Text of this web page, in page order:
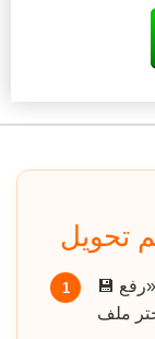
1 💾